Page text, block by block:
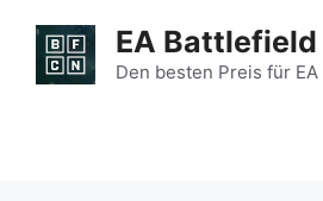
Inhalt
springen
EA
Den besten Preis für